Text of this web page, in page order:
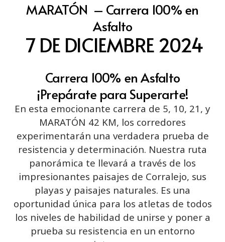
MARATÓN – Carrera 100% en
Asfalto
7 DE DICIEMBRE 2024
Carrera 100% en Asfalto
¡Prepárate para Superarte!
En esta emocionante carrera de 5, 10, 21, y
MARATÓN 42 KM, los corredores
experimentarán una verdadera prueba de
resistencia y determinación. Nuestra ruta
panorámica te llevará a través de los
impresionantes paisajes de Corralejo, sus
playas y paisajes naturales. Es una
oportunidad única para los atletas de todos
los niveles de habilidad de unirse y poner a
prueba su resistencia en un entorno